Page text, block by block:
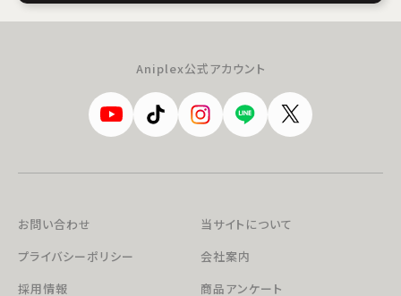
Aniplex公式アカウント
お問い合わせ
当サイトについて
プライバシーポリシー
会社案内
採用情報
商品アンケート